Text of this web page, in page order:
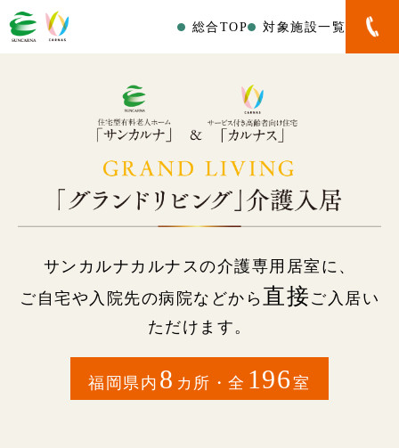
総合TOP 対象施設一覧
サンカルナカルナスの介護専用居室に、
ご自宅や入院先の病院などから 直接 ご入居い
ただけます。
福岡県内 8 カ所・全 196 室